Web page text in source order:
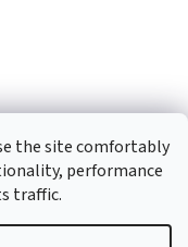
the site comfortably
performance
traffic.